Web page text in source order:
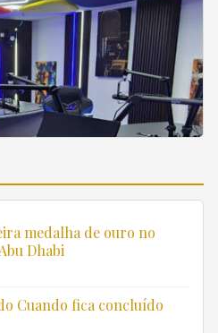
medalha de ouro no
Dhabi
Cuando fica concluído